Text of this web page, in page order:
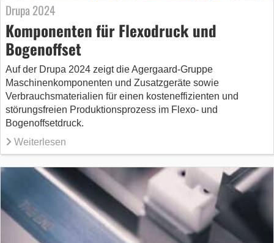
Drupa 2024
Komponenten für Flexodruck und
Bogenoffset
Auf der Drupa 2024 zeigt die Agergaard-Gruppe
Maschinenkomponenten und Zusatzgeräte sowie
Verbrauchsmaterialien für einen kosteneffizienten und
störungsfreien Produktionsprozess im Flexo- und
Bogenoffsetdruck.
Weiterlesen